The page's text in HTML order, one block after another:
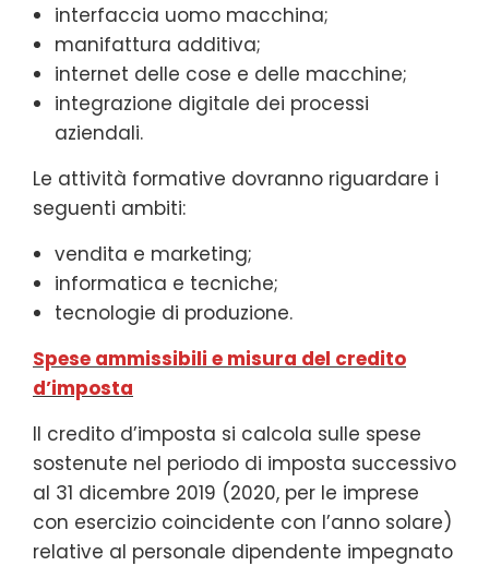
interfaccia uomo macchina;
manifattura additiva;
internet delle cose e delle macchine;
integrazione digitale dei processi
aziendali.
Le attività formative dovranno riguardare i
seguenti ambiti:
vendita e marketing;
informatica e tecniche;
tecnologie di produzione.
Spese ammissibili e misura del credito
d’imposta
Il credito d’imposta si calcola sulle spese
sostenute nel periodo di imposta successivo
al 31 dicembre 2019 (2020, per le imprese
con esercizio coincidente con l’anno solare)
relative al personale dipendente impegnato